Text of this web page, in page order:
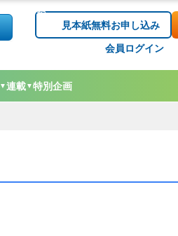
見本紙無料お申し込み
会員ログイン
▼連載▼特別企画